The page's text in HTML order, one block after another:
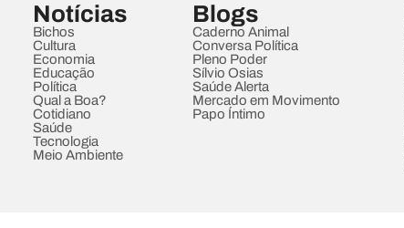
Notícias
Bichos
Cultura
Economia
Educação
Política
Qual a Boa?
Cotidiano
Saúde
Tecnologia
Meio Ambiente
Blogs
Caderno Animal
Conversa Política
Pleno Poder
Sílvio Osias
Saúde Alerta
Mercado em Movimento
Papo Íntimo